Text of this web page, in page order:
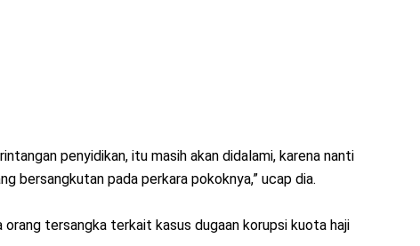
penyidikan, itu masih akan didalami, karena nanti
bersangkutan pada perkara pokoknya,” ucap dia.
orang tersangka terkait kasus dugaan korupsi kuota haji